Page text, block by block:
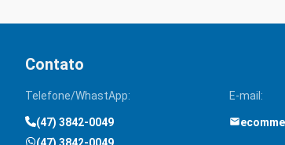
Contato
Telefone/WhastApp:
(47) 3842-0049
E-mail: